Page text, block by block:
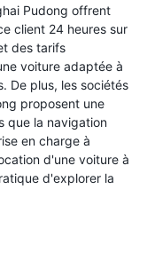
Pudong offrent
client 24 heures sur
des tarifs
voiture adaptée à
De plus, les sociétés
proposent une
que la navigation
en charge à
d'une voiture à
d'explorer la